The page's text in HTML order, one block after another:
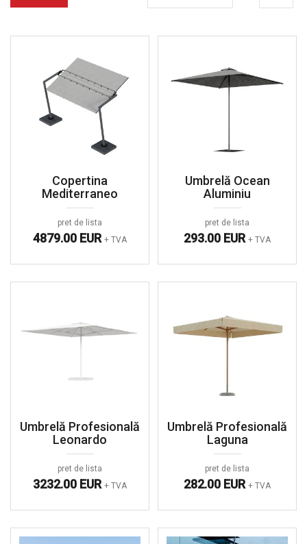
Copertina
Mediterraneo
pret de lista
4879.00 EUR + TVA
Umbrelă Ocean
Aluminiu
pret de lista
293.00 EUR + TVA
Umbrelă Profesională
Leonardo
pret de lista
3232.00 EUR + TVA
Umbrelă Profesională
Laguna
pret de lista
282.00 EUR + TVA